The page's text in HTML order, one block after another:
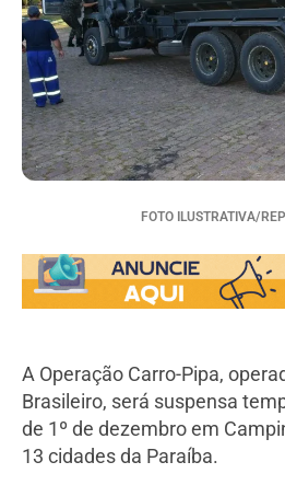
FOTO ILUSTRATIVA/
A Operação Carro-Pipa,
Brasileiro, será suspensa
de 1º de dezembro em
13 cidades da Paraíba.